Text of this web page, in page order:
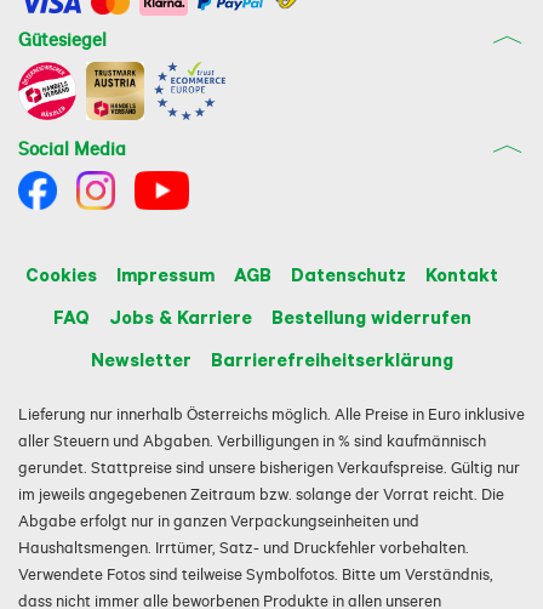
Gütesiegel
Social Media
Cookies Impressum AGB Datenschutz
Kontakt
FAQ
Jobs & Karriere
Bestellung widerrufen
Newsletter
Barrierefreiheitserklärung
Lieferung nur innerhalb Österreichs möglich. Alle Preise in Euro inklusive
aller Steuern und Abgaben. Verbilligungen in % sind kaufmännisch
gerundet. Stattpreise sind unsere bisherigen Verkaufspreise. Gültig nur
im jeweils angegebenen Zeitraum bzw. solange der Vorrat reicht. Die
Abgabe erfolgt nur in ganzen Verpackungseinheiten und
Haushaltsmengen. Irrtümer, Satz- und Druckfehler vorbehalten.
Verwendete Fotos sind teilweise Symbolfotos. Bitte um Verständnis,
dass nicht immer alle beworbenen Produkte in allen unseren